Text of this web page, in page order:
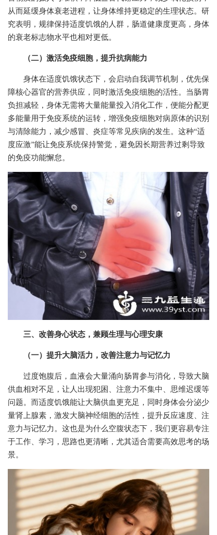
从而延缓身体衰老进程，让身体维持更稳定的生理状态。研
究表明，规律保持适度饥饿的人群，肠道健康度更高，身体
的衰老标志物水平也相对更低。
（二）激活免疫细胞，提升抗病能力
身体在适度饥饿状态下，会启动自我调节机制，优先保
障核心器官的营养供应，同时激活免疫细胞的活性。当肠胃
负担减轻，身体无需将大量能量投入消化工作，便能分配更
多能量用于免疫系统的运转，增强免疫细胞对病原体的识别
与清除能力，减少感冒、炎症等常见疾病的发生。这种“适
度应激”能让免疫系统保持警觉，避免因长期营养过剩导致
的免疫功能懈怠。
三、改善身心状态，兼顾生理与心理安康
（一）提升大脑活力，改善注意力与记忆力
过度饱腹后，血液会大量涌向肠胃参与消化，导致大脑
供血相对不足，让人出现犯困、注意力不集中、思维迟缓等
问题。而适度饥饿能让大脑供血更充足，同时身体会分泌少
量肾上腺素，激发大脑神经细胞的活性，提升反应速度、注
意力与记忆力。这也是为什么空腹状态下，我们更容易专注
于工作、学习，思路也更清晰，尤其适合需要高效思考的场
景。